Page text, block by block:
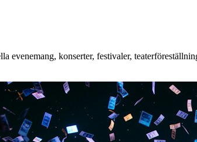
evenemang, konserter, festivaler,